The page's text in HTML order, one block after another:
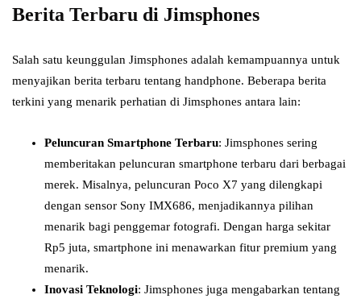
Berita Terbaru di Jimsphones
Salah satu keunggulan Jimsphones adalah kemampuannya untuk
menyajikan berita terbaru tentang handphone. Beberapa berita
terkini yang menarik perhatian di Jimsphones antara lain:
Peluncuran Smartphone Terbaru: Jimsphones sering
memberitakan peluncuran smartphone terbaru dari berbagai
merek. Misalnya, peluncuran Poco X7 yang dilengkapi
dengan sensor Sony IMX686, menjadikannya pilihan
menarik bagi penggemar fotografi. Dengan harga sekitar
Rp5 juta, smartphone ini menawarkan fitur premium yang
menarik.
Inovasi Teknologi: Jimsphones juga mengabarkan tentang